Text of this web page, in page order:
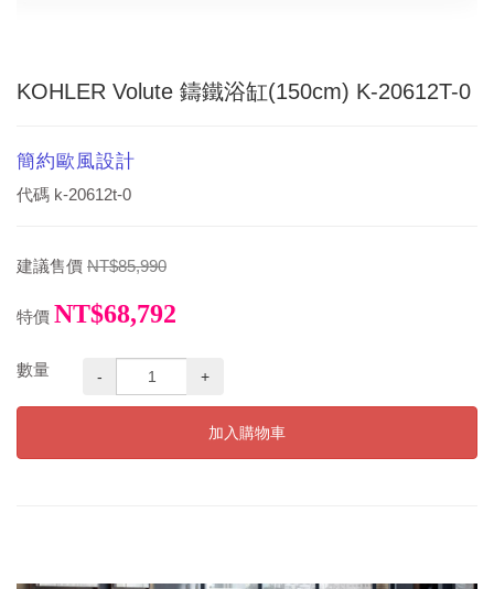
KOHLER Volute 鑄鐵浴缸(150cm) K-20612T-0
簡約歐風設計
代碼 k-20612t-0
建議售價 NT$85,990
特價 NT$68,792
數量 - +
加入購物車